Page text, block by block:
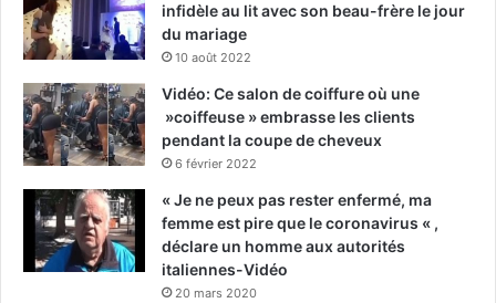
infidèle au lit avec son beau-frère le jour
du mariage
10 août 2022
Vidéo: Ce salon de coiffure où une
»coiffeuse » embrasse les clients
pendant la coupe de cheveux
6 février 2022
« Je ne peux pas rester enfermé, ma
femme est pire que le coronavirus « ,
déclare un homme aux autorités
italiennes-Vidéo
20 mars 2020